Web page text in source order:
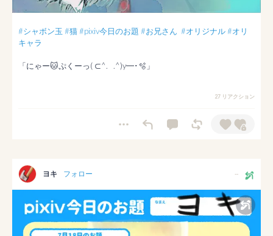
#シャボン玉 #猫#pixiv今日のお題 #お兄さん #オリジナル#オリ
キャラ
「にゃー🐱ぷくーっ( ⊂^.   .^)y━･️🫧‎」
27 リアクション
ヨキ フォロー --